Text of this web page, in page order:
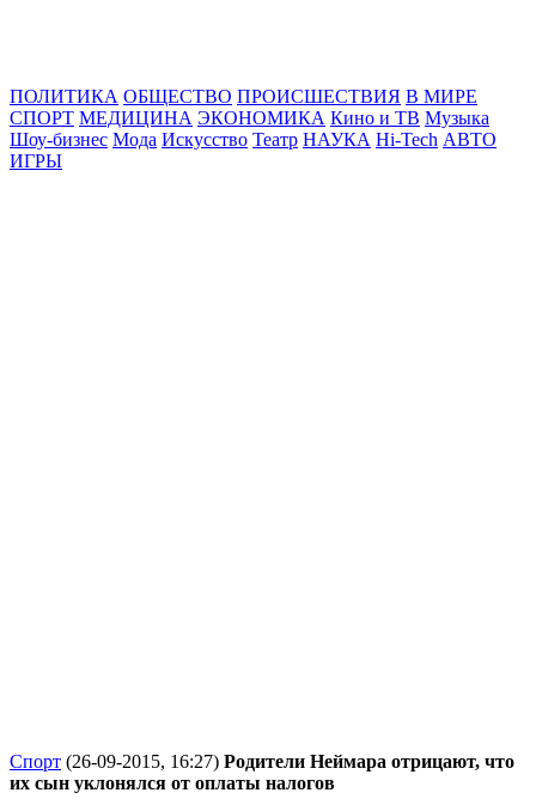
ПОЛИТИКА ОБЩЕСТВО ПРОИСШЕСТВИЯ В МИРЕ
СПОРТ МЕДИЦИНА ЭКОНОМИКА Кино и ТВ Музыка
Шоу-бизнес Мода Искусство Театр НАУКА Hi-Tech АВТО
ИГРЫ
Спорт (26-09-2015, 16:27) Родители Неймара отрицают, что
их сын уклонялся от оплаты налогов